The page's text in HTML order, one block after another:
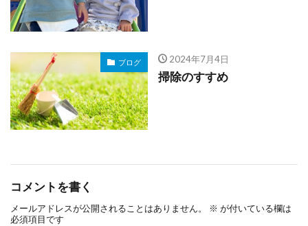
ブログ 2024年7月4日
掃除のすすめ
コメントを書く
メールアドレスが公開されることはありません。 ※ が付いている欄は
必須項目です